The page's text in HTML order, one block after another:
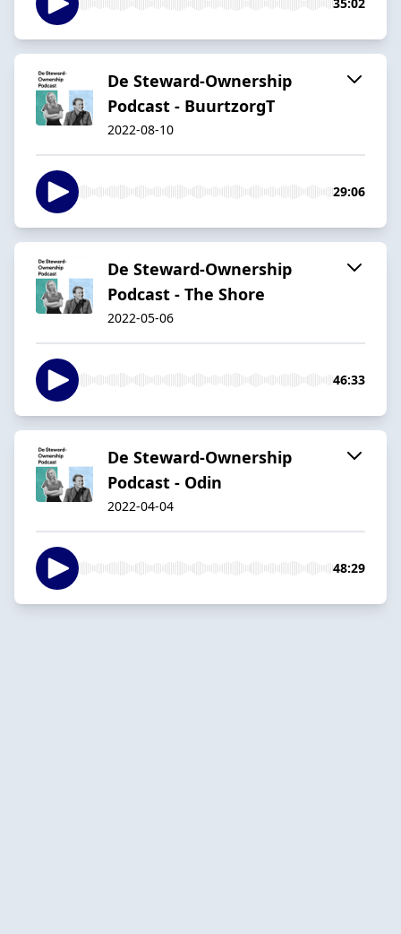
De Steward-Ownership
Podcast - BuurtzorgT
2022-08-10
29:06
De Steward-Ownership
Podcast - The Shore
2022-05-06
46:33
De Steward-Ownership
Podcast - Odin
2022-04-04
48:29